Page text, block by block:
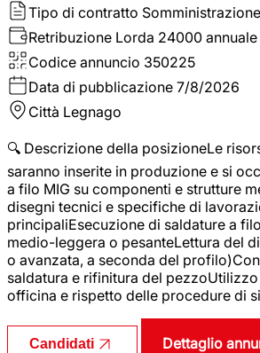
Tipo di contratto Somministrazione
Retribuzione Lorda 24000 annuale
Codice annuncio 350225
Data di pubblicazione 7/8/2026
Città Legnago
🔍 Descrizione della posizioneLe
saranno inserite in produzione e si
a filo MIG su componenti e strutture
disegni tecnici e specifiche di
principaliEsecuzione di saldature a
medio-leggera o pesanteLettura del
o avanzata, a seconda del
saldatura e rifinitura del
officina e rispetto delle procedure di
Candidati Dettaglio